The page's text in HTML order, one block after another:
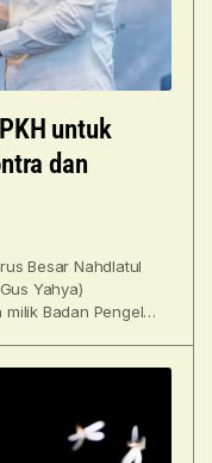
untuk
dan
Besar Nahdlatul
Yahya)
Badan Pengelola